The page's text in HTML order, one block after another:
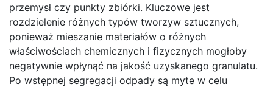
przemysł czy punkty zbiórki. Kluczowe jest
rozdzielenie różnych typów tworzyw sztucznych,
ponieważ mieszanie materiałów o różnych
właściwościach chemicznych i fizycznych mogłoby
negatywnie wpłynąć na jakość uzyskanego granulatu.
Po wstępnej segregacji odpady są myte w celu